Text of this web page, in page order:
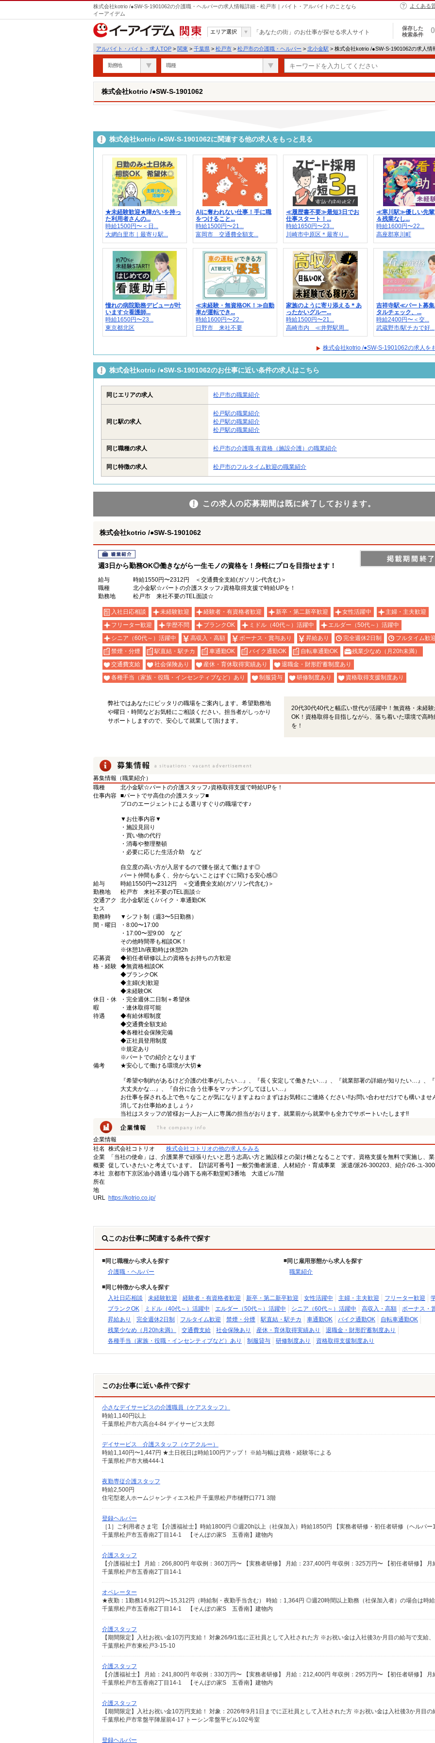
株式会社kotrio /●SW-S-1901062の介護職・ヘルパーの求人情報詳細 - 松戸市｜バイト・アルバイトのことなら
イーアイデム
よくある
関東
エリア選択 「あなたの街」のお仕事が探せる求人サイト
保存した
検索条件
0
アルバイト・バイト・求人TOP > 関東 > 千葉県 > 松戸市 > 松戸市の介護職・ヘルパー > 北小金駅 > 株式会社kotrio /●SW-S-1901062の求人情
勤務地 職種
株式会社kotrio /●SW-S-1901062
株式会社kotrio /●SW-S-1901062に関連する他の求人をもっと見る
★未経験歓迎★障がいを持っ
た利用者さんの...
時給1500円〜＜日...
大網白里市｜最寄り駅...
AIに奪われない仕事！手に職
をつけること...
時給1500円〜21...
富岡市 交通費全額支...
≪履歴書不要≫最短3日でお
仕事スタート！...
時給1650円〜23...
川崎市中原区＊最寄り...
≪寒川駅≫優しい先輩
＆残業なし...
時給1600円〜22...
高座郡寒川町
憧れの病院勤務デビューが叶
います☆看護師...
時給1650円〜23...
東京都北区
≪未経験・無資格OK！≫自動
車が運転でき...
時給1600円〜22...
日野市 来社不要
家族のように寄り添える＊あ
ったかいグルー...
時給1500円〜21...
高崎市内 ≪井野駅周...
吉祥寺駅≪パート募
タルチェック、...
時給2400円〜＜交...
武蔵野市/駅チカで好...
株式会社kotrio /●SW-S-1901062の求人を
株式会社kotrio /●SW-S-1901062のお仕事に近い条件の求人はこちら
同じエリアの求人 松戸市の職業紹介
同じ駅の求人
松戸駅の職業紹介
松戸駅の職業紹介
松戸駅の職業紹介
同じ職種の求人 松戸市の介護職 有資格（施設介護）の職業紹介
同じ特徴の求人 松戸市のフルタイム歓迎の職業紹介
この求人の応募期間は既に終了しております。
株式会社kotrio /●SW-S-1901062
職業紹介
週3日から勤務OK◎働きながら一生モノの資格を！身軽にプロを目指せます！
給与
時給1550円〜2312円 ＜交通費全支給(ガソリン代含む)＞
職種
北小金駅☆パートの介護スタッフ♪資格取得支援で時給UPを！
勤務地
松戸市 来社不要のTEL面談☆
入社日応相談 未経験歓迎 経験者・有資格者歓迎 新卒・第二新卒歓迎 女性活躍中
主婦・主夫歓迎
フリーター歓迎
学歴不問 ブランクOK ミドル（40代～）活躍中
エルダー（50代～）活躍中
シニア（60代～）活躍中
高収入・高額 ボーナス・賞与あり 昇給あり 完全週休2日制
フルタイム歓
禁煙・分煙
駅直結・駅チカ 車通勤OK バイク通勤OK 自転車通勤OK
残業少なめ（月20h未満）
交通費支給
社会保険あり 産休・育休取得実績あり
退職金・財形貯蓄制度あり
各種手当（家族・役職・インセンティブなど）あり
制服貸与 研修制度あり 資格取得支援制度あり
弊社ではあなたにピッタリの職場をご案内します。希望勤務地
や曜日・時間などお気軽にご相談ください。担当者がしっかり
サポートしますので、安心して就業して頂けます。
20代30代40代と幅広い世代が活躍中！無資格・未経験
OK！資格取得を目指しながら、落ち着いた環境で高時
を！
募集情報（職業紹介）
職種
北小金駅☆パートの介護スタッフ♪資格取得支援で時給UPを！
仕事内容 ■パートでサ高住の介護スタッフ■
プロのエージェントによる選りすぐりの職場です♪
▼お仕事内容▼
・施設見回り
・買い物の代行
・消毒や整理整頓
・必要に応じた生活介助 など
自立度の高い方が入居するので腰を据えて働けます◎
パート仲間も多く、分からないことはすぐに聞ける安心感◎
給与
時給1550円〜2312円 ＜交通費全支給(ガソリン代含む)＞
勤務地
松戸市 来社不要のTEL面談☆
交通アク
セス
北小金駅近く/バイク・車通勤OK
勤務時
間・曜日
▼シフト制（週3〜5日勤務）
・8:00〜17:00
・17:00〜翌9:00 など
その他時間帯も相談OK！
※休憩1h/夜勤時は休憩2h
応募資
格・経験
◆初任者研修以上の資格をお持ちの方歓迎
◆無資格相談OK
◆ブランクOK
◆主婦(夫)歓迎
◆未経験OK
休日・休
暇
・完全週休二日制＋希望休
・連休取得可能
待遇
◆有給休暇制度
◆交通費全額支給
◆各種社会保険完備
◆正社員登用制度
※規定あり
※パートでの紹介となります
備考
★安心して働ける環境が大切★
『希望や制約があるけど介護の仕事がしたい…』、『長く安定して働きたい…』、『就業部署の詳細が知りたい…』、
大丈夫かな…』、『自分に合う仕事をマッチングしてほしい…』
お仕事を探される上で色々なことが気になりますよね☆まずはお気軽にご連絡ください!!お問い合わせだけでも構いませ
消してお仕事始めましょう♪
当社はスタッフの皆様お一人お一人に専属の担当がおります。就業前から就業中も全力でサポートいたします!!
企業情報
社名
株式会社コトリオ
株式会社コトリオの他の求人をみる
企業
概要
「当社の使命」は、介護業界で頑張りたいと思う志高い方と施設様との架け橋となることです。資格支援を無料で実施し、
促していきたいと考えています。【許認可番号】一般労働者派遣、人材紹介・育成事業 派遣/派26-300203、紹介/26-ユ-
本社
所在
地
京都市下京区油小路通り塩小路下る南不動堂町3番地 大道ビル7階
URL https://kotrio.co.jp/
このお仕事に関連する条件で探す
同じ職種から求人を探す
介護職・ヘルパー
同じ雇用形態から求人を探す
職業紹介
同じ特徴から求人を探す
入社日応相談
未経験歓迎 経験者・有資格者歓迎 新卒・第二新卒歓迎 女性活躍中 主婦・主夫歓迎 フリーター歓迎
ブランクOK
ミドル（40代～）活躍中 エルダー（50代～）活躍中 シニア（60代～）活躍中 高収入・高額
ボーナス・
昇給あり
完全週休2日制 フルタイム歓迎 禁煙・分煙 駅直結・駅チカ 車通勤OK バイク通勤OK
自転車通勤OK
残業少なめ（月20h未満）
交通費支給 社会保険あり 産休・育休取得実績あり
退職金・財形貯蓄制度あり
各種手当（家族・役職・インセンティブなど）あり
制服貸与 研修制度あり 資格取得支援制度あり
このお仕事に近い条件で探す
小さなデイサービスの介護職員（ケアスタッフ）
時給1,140円以上
千葉県松戸市六高台4-84 デイサービス太郎
デイサービス 介護スタッフ（ケアクルー）
時給1,140円〜1,447円 ★土日祝日は時給100円アップ！ ※給与幅は資格・経験等による
千葉県松戸市大橋444-1
夜勤専従介護スタッフ
時給2,500円
住宅型老人ホームジャンティエス松戸 千葉県松戸市樋野口771 3階
登録ヘルパー
千葉県松戸市五香南2丁目14-1 【そんぽの家S 五香南】建物内
介護スタッフ
千葉県松戸市五香南2丁目14-1
オペレーター
千葉県松戸市五香南2丁目14-1 【そんぽの家S 五香南】建物内
介護スタッフ
千葉県松戸市東松戸3-15-10
介護スタッフ
千葉県松戸市五香南2丁目14-1 【そんぽの家S 五香南】建物内
介護スタッフ
千葉県松戸市常盤平陣屋前4-17 トーシン常盤平ビル102号室
登録ヘルパー